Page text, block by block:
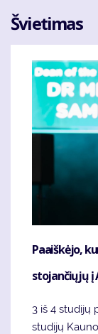
Švietimas
Paaiškėjo,
stojančiųjų į
3 iš 4 studijų
studijų